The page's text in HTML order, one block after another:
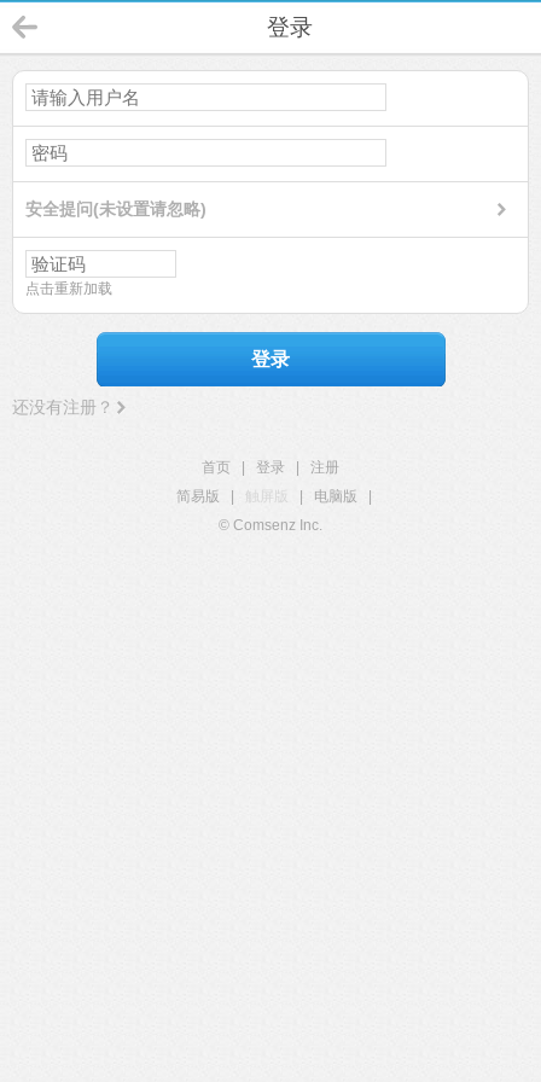
登录
安全提问(未设置请忽略)
点击重新加载
登录
还没有注册？
首页 登录
注册
简易版
触屏版 电脑版
© Comsenz Inc.